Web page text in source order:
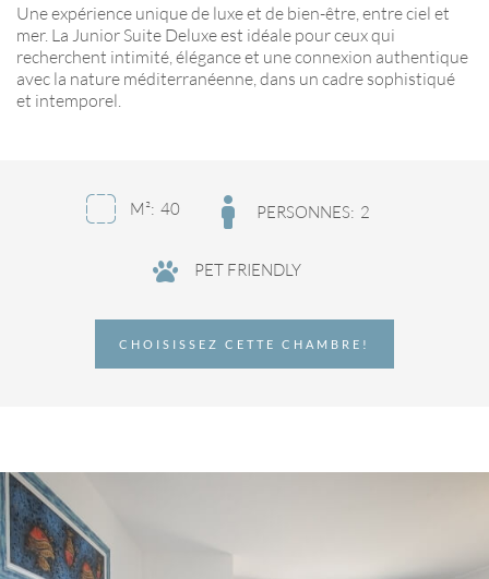
Une expérience unique de luxe et de bien-être, entre ciel et
mer. La Junior Suite Deluxe est idéale pour ceux qui
recherchent intimité, élégance et une connexion authentique
avec la nature méditerranéenne, dans un cadre sophistiqué
et intemporel.
M²: 40 PERSONNES: 2
PET FRIENDLY
CHOISISSEZ CETTE CHAMBRE!